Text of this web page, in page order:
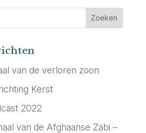
van de verloren zoon
Kerst
2022
van de Afghaanse Zabi –